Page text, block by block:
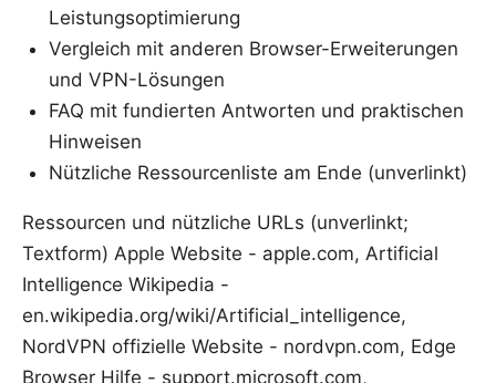
Leistungsoptimierung
Vergleich mit anderen Browser-Erweiterungen
und VPN-Lösungen
FAQ mit fundierten Antworten und praktischen
Hinweisen
Nützliche Ressourcenliste am Ende (unverlinkt)
Ressourcen und nützliche URLs (unverlinkt;
Textform) Apple Website - apple.com, Artificial
Intelligence Wikipedia -
en.wikipedia.org/wiki/Artificial_intelligence,
NordVPN offizielle Website - nordvpn.com, Edge
Browser Hilfe - support.microsoft.com,